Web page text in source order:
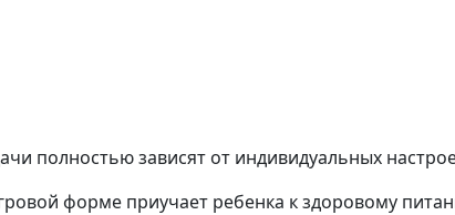
полностью зависят от индивидуальных
форме приучает ребенка к здоровому